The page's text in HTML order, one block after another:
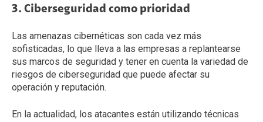
3. Ciberseguridad como prioridad
Las amenazas cibernéticas son cada vez más
sofisticadas, lo que lleva a las empresas a replantearse
sus marcos de seguridad y tener en cuenta la variedad de
riesgos de ciberseguridad que puede afectar su
operación y reputación.
En la actualidad, los atacantes están utilizando técnicas